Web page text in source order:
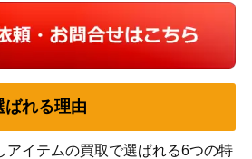
ばれる理由
アイテムの買取で選ばれる6つの特